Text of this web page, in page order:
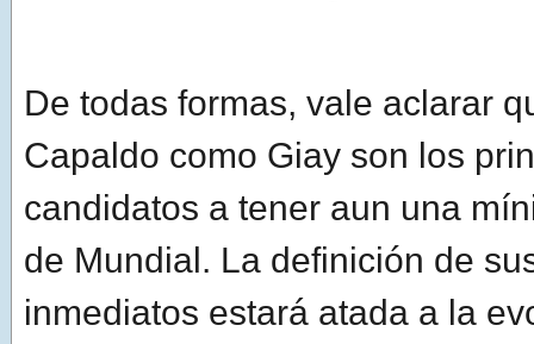
De todas formas, vale aclarar
Capaldo como Giay son los
candidatos a tener aun una
de Mundial. La definición de
inmediatos estará atada a la